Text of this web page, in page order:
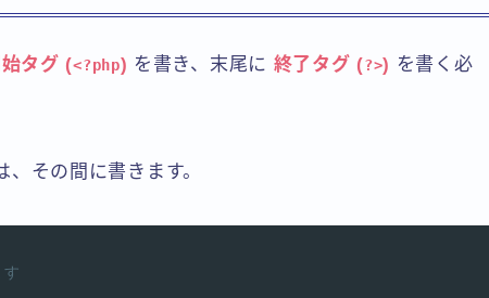
始タグ (<?php) を書き、末尾に 終了タグ (?>) を書く必
その間に書きます。